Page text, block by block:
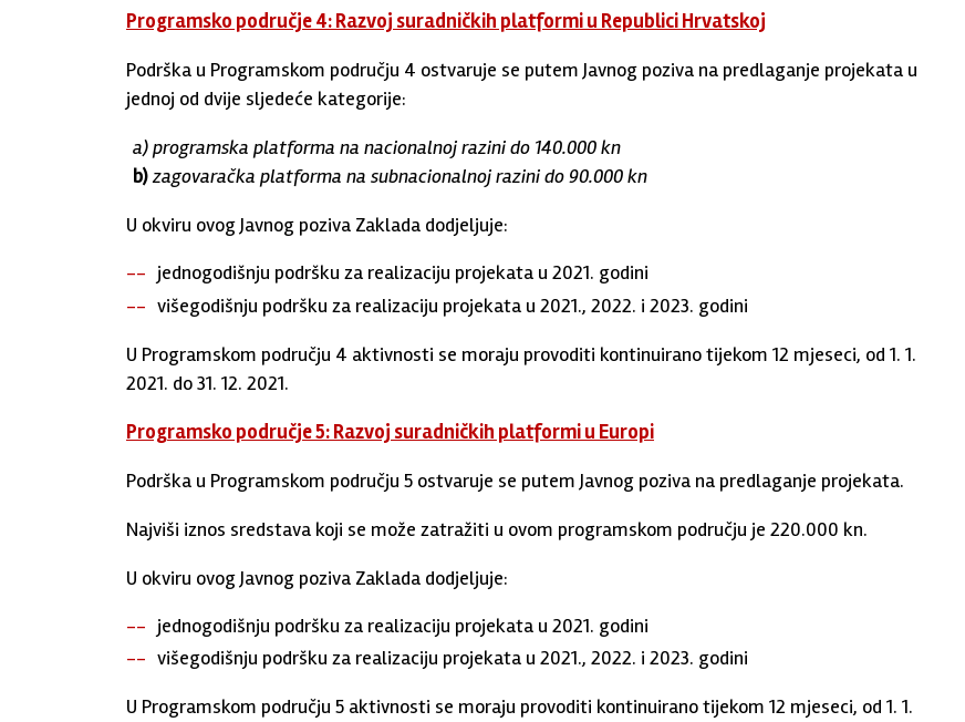
Programsko područje 4: Razvoj suradničkih platformi u Republici Hrvatskoj
Podrška u Programskom području 4 ostvaruje se putem Javnog poziva na predlaganje projekata u
jednoj od dvije sljedeće kategorije:
a)programska platforma na nacionalnoj razini do 140.000 kn
b)zagovaračka platforma na subnacionalnoj razini do 90.000 kn
U okviru ovog Javnog poziva Zaklada dodjeljuje:
jednogodišnju podršku za realizaciju projekata u 2021. godini
višegodišnju podršku za realizaciju projekata u 2021., 2022. i 2023. godini
U Programskom području 4 aktivnosti se moraju provoditi kontinuirano tijekom 12 mjeseci, od 1. 1.
2021. do 31. 12. 2021.
Programsko područje 5: Razvoj suradničkih platformi u Europi
Podrška u Programskom području 5 ostvaruje se putem Javnog poziva na predlaganje projekata.
Najviši iznos sredstava koji se može zatražiti u ovom programskom području je 220.000 kn.
U okviru ovog Javnog poziva Zaklada dodjeljuje:
jednogodišnju podršku za realizaciju projekata u 2021. godini
višegodišnju podršku za realizaciju projekata u 2021., 2022. i 2023. godini
U Programskom području 5 aktivnosti se moraju provoditi kontinuirano tijekom 12 mjeseci, od 1. 1.